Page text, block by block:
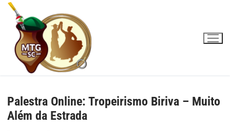
Pular
conteúdo
Palestra Online: Tropeirismo Biriva – Muito
Além da Estrada